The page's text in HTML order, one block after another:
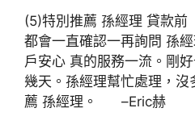
(5)特別推薦 孫經理 貸款前
都會一直確認一再詢問 孫
戶安心 真的服務一流。剛
幾天。孫經理幫忙處理，沒
薦 孫經理。 –Eric赫